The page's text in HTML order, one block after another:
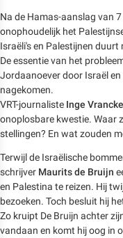
Na de Hamas-aanslag van
onophoudelijk het
Israëli's en Palestijnen duurt
De essentie van het
Jordaanoever door Israël
nagekomen.
VRT-journaliste Inge
onoplosbare kwestie. Waar
stellingen? En wat zouden
Terwijl de Israëlische
schrijver Maurits de Bruijn
en Palestina te reizen. Hij
bezoeken. Toch besluit hij
Zo kruipt De Bruijn achter
vandaan en komt hij oog in